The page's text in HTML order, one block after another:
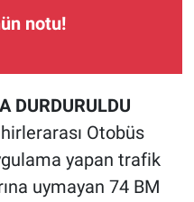
notu!
DURDURULDU
Otobüs
yapan trafik
uymayan 74 BM